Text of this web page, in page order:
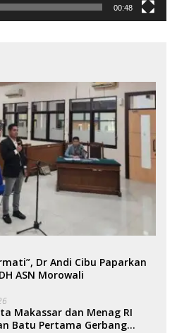
00:48
Dr Andi Cibu Paparkan
ASN Morowali
Makassar dan Menag RI
Batu Pertama Gerbang